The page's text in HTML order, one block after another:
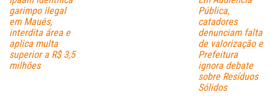
garimpo ilegal
em Maués,
interdita área e
aplica multa
superior a R$ 3,5
milhões
Pública,
catadores
denunciam falta
de valorização e
Prefeitura
ignora debate
sobre Resíduos
Sólidos